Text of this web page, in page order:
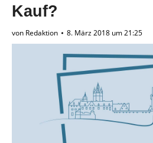
Kauf?
von Redaktion 8. März 2018 um 21:25